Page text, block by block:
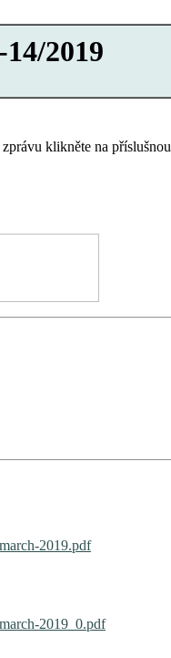
2019
klikněte na příslušnou
2019.pdf
2019_0.pdf